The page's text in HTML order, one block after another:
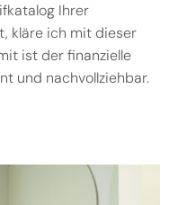
Ihrer
kläre ich mit dieser
ist der finanzielle
und nachvollziehbar.